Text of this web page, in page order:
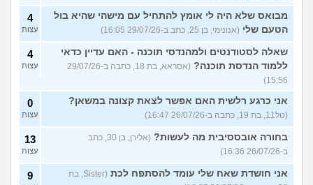
מבואס שלא היה לי אומץ להתחיל עם מישהי שהיא בול
הטעם שלי (אנונימי, בן 25, כתב ב-29/07/26 16:05)
4
עצות
שאלה לסטודנטים ולמהנדסי תוכנה - האם עדיין כדאי
ללמוד הנדסת תוכנה?
(אסראא, בת 18, כתבה ב-29/07/26
15:56)
4
עצות
אני כרגע רלשית האם אפשר לצאת קצונה במשאן?
(טל11, בת 19, כתבה ב-26/07/26 16:47)
0
עצות
בחורה אובססיבית מה לעשות?
(אלירן, בן 30, כתב
ב-26/07/26 16:36)
13
עצות
אני חושדת שאח שלי עומד להסתפח לכת
(Sister, בת
9